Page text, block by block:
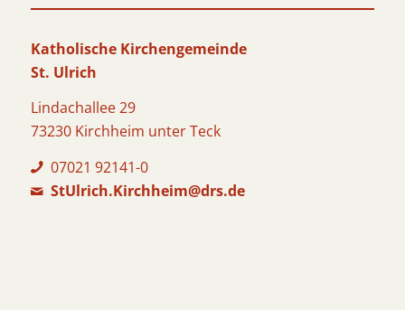
Katholische Kirchengemeinde
St. Ulrich
Lindachallee 29
73230 Kirchheim unter Teck
07021 92141-0
StUlrich.Kirchheim@drs.de